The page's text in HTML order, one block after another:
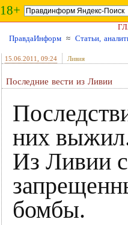
18+
ПравдаИнформ ≈ Статьи,
15.06.2011 , 09:24 Ливия
Последние вести из Ливии
них
Из Ливии
бомбы.